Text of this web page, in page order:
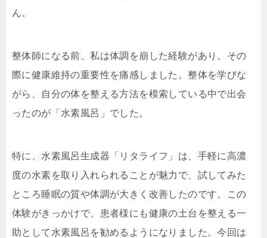
ん。
整体師になる前、私は体調を崩した経験があり、その
際に健康維持の重要性を痛感しました。整体を学びな
がら、自分の体を整える方法を模索している中で出会
ったのが「水素風呂」でした。
特に、水素風呂生成器「リタライフ」は、手軽に高濃
度の水素を取り入れられることが魅力で、試してみた
ところ睡眠の質や体調が大きく改善したのです。この
体験がきっかけで、患者様にも健康の土台を整える一
助として水素風呂を勧めるようになりました。今回は